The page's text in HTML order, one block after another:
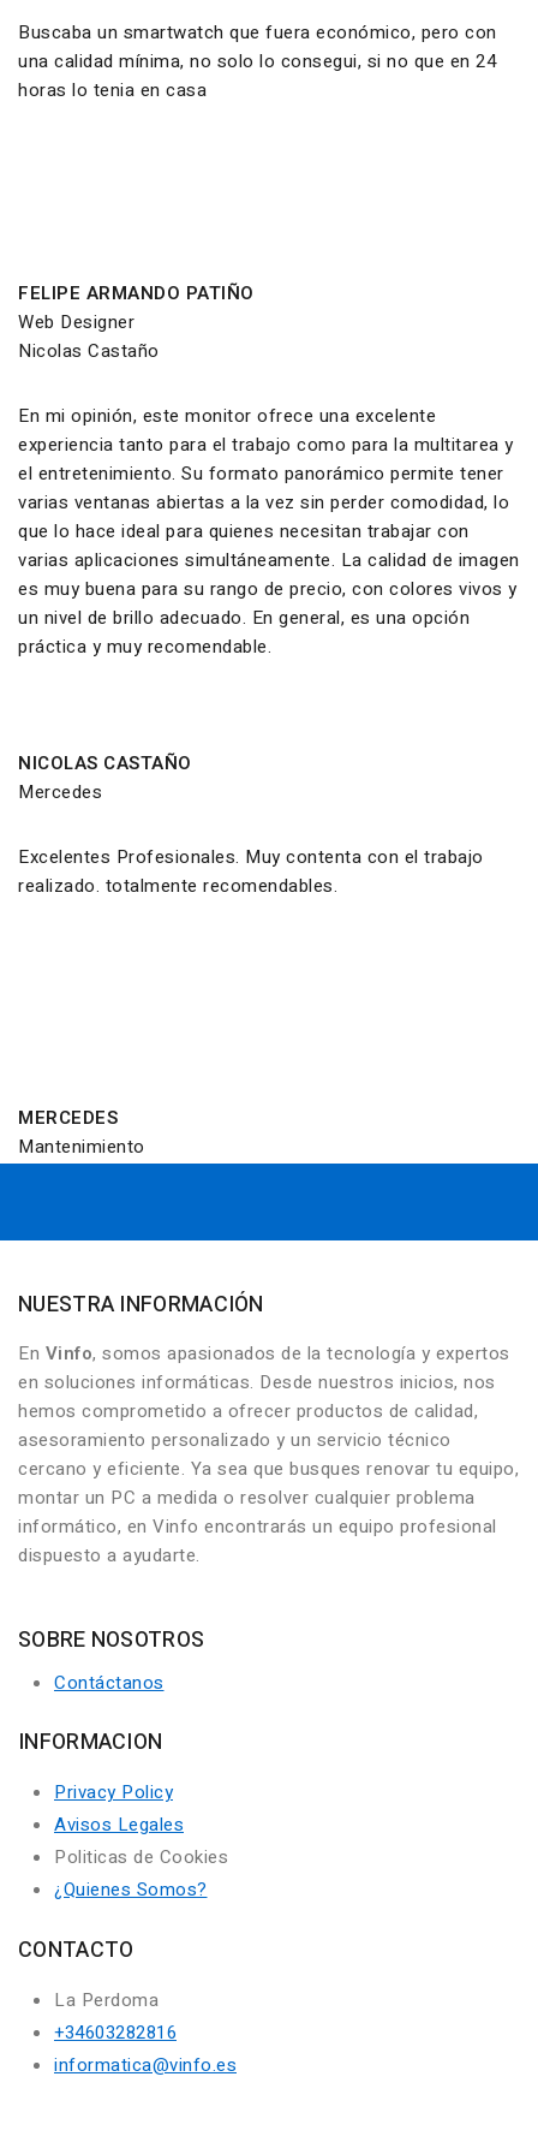
Buscaba un smartwatch que fuera económico, pero con
una calidad mínima, no solo lo consegui, si no que en 24
horas lo tenia en casa
FELIPE ARMANDO PATIÑO
Web Designer
Nicolas Castaño
En mi opinión, este monitor ofrece una excelente
experiencia tanto para el trabajo como para la multitarea y
el entretenimiento. Su formato panorámico permite tener
varias ventanas abiertas a la vez sin perder comodidad, lo
que lo hace ideal para quienes necesitan trabajar con
varias aplicaciones simultáneamente. La calidad de imagen
es muy buena para su rango de precio, con colores vivos y
un nivel de brillo adecuado. En general, es una opción
práctica y muy recomendable.
NICOLAS CASTAÑO
Mercedes
Excelentes Profesionales. Muy contenta con el trabajo
realizado. totalmente recomendables.
MERCEDES
Mantenimiento
NUESTRA INFORMACIÓN
En Vinfo, somos apasionados de la tecnología y expertos
en soluciones informáticas. Desde nuestros inicios, nos
hemos comprometido a ofrecer productos de calidad,
asesoramiento personalizado y un servicio técnico
cercano y eficiente. Ya sea que busques renovar tu equipo,
montar un PC a medida o resolver cualquier problema
informático, en Vinfo encontrarás un equipo profesional
dispuesto a ayudarte.
SOBRE NOSOTROS
Contáctanos
INFORMACION
Privacy Policy
Avisos Legales
Politicas de Cookies
¿Quienes Somos?
CONTACTO
La Perdoma
+34603282816
informatica@vinfo.es